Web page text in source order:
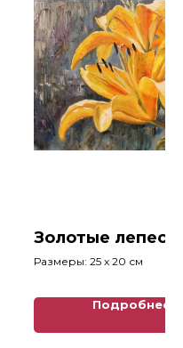
Золотые
Размеры: 25 x 20 см
Подробнее